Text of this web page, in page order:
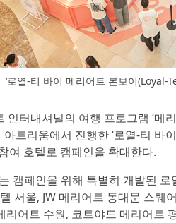
‘로열-티 바이 메리어트 본보이
인터내셔널의 여행 프로그램 ‘
트리움에서 진행한 ‘로열-티
여 호텔로 캠페인을 확대한다.
캠페인을 위해 특별히 개발된
서울, JW 메리어트 동대문 스
리어트 수원, 코트야드 메리어트